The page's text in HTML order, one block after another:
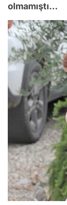
olmamıştı...